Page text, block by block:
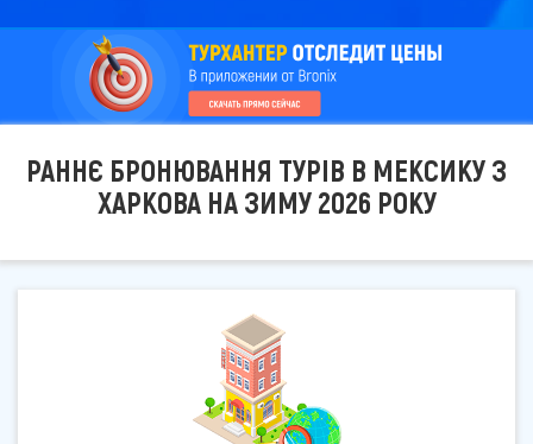
РАННЄ БРОНЮВАННЯ ТУРІВ В МЕКСИКУ З
ХАРКОВА НА ЗИМУ 2026 РОКУ